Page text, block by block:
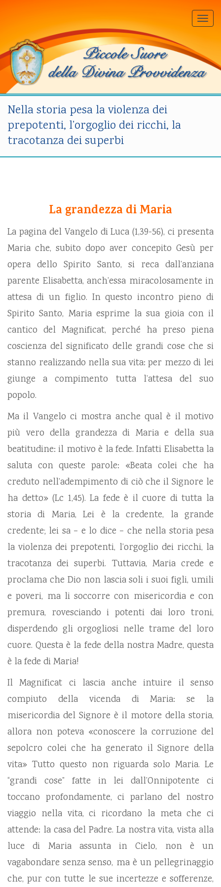
Nella storia pesa la violenza dei
prepotenti, l’orgoglio dei ricchi, la
tracotanza dei superbi
La grandezza di Maria
La pagina del Vangelo di Luca (1,39-56), ci presenta
Maria che, subito dopo aver concepito Gesù per
opera dello Spirito Santo, si reca dall’anziana
parente Elisabetta, anch’essa miracolosamente in
attesa di un figlio. In questo incontro pieno di
Spirito Santo, Maria esprime la sua gioia con il
cantico del Magnificat, perché ha preso piena
coscienza del significato delle grandi cose che si
stanno realizzando nella sua vita: per mezzo di lei
giunge a compimento tutta l’attesa del suo
popolo.
Ma il Vangelo ci mostra anche qual è il motivo
più vero della grandezza di Maria e della sua
beatitudine: il motivo è la fede. Infatti Elisabetta la
saluta con queste parole: «Beata colei che ha
creduto nell’adempimento di ciò che il Signore le
ha detto» (Lc 1,45). La fede è il cuore di tutta la
storia di Maria, Lei è la credente, la grande
credente; lei sa – e lo dice – che nella storia pesa
la violenza dei prepotenti, l’orgoglio dei ricchi, la
tracotanza dei superbi. Tuttavia, Maria crede e
proclama che Dio non lascia soli i suoi figli, umili
e poveri, ma li soccorre con misericordia e con
premura, rovesciando i potenti dai loro troni,
disperdendo gli orgogliosi nelle trame del loro
cuore. Questa è la fede della nostra Madre, questa
è la fede di Maria!
Il Magnificat ci lascia anche intuire il senso
compiuto della vicenda di Maria: se la
misericordia del Signore è il motore della storia,
allora non poteva «conoscere la corruzione del
sepolcro colei che ha generato il Signore della
vita» Tutto questo non riguarda solo Maria. Le
“grandi cose” fatte in lei dall’Onnipotente ci
toccano profondamente, ci parlano del nostro
viaggio nella vita, ci ricordano la meta che ci
attende: la casa del Padre. La nostra vita, vista alla
luce di Maria assunta in Cielo, non è un
vagabondare senza senso, ma è un pellegrinaggio
che, pur con tutte le sue incertezze e sofferenze,